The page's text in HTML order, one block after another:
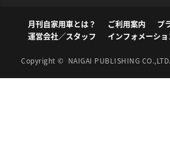
月刊自家用車とは？ ご利用案内
プ
運営会社／スタッフ
インフォメーショ
Copyright © NAIGAI PUBLISHING CO.,LTD.